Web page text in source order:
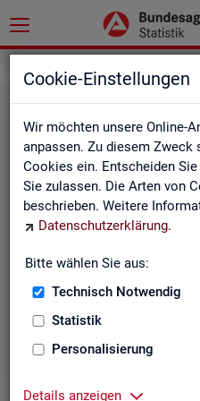
Cookie-Einstellungen
Wir möchten unsere Online-
anpassen. Zu diesem Zweck
Cookies ein. Entscheiden
Sie zulassen. Die Arten von
beschrieben. Weitere
Datenschutzerklärung.
Bitte wählen Sie aus:
Technisch Notwendig
Statistik
Personalisierung
Details anzeigen
Der Bericht gibt einen
Entwicklung am Arbeits-